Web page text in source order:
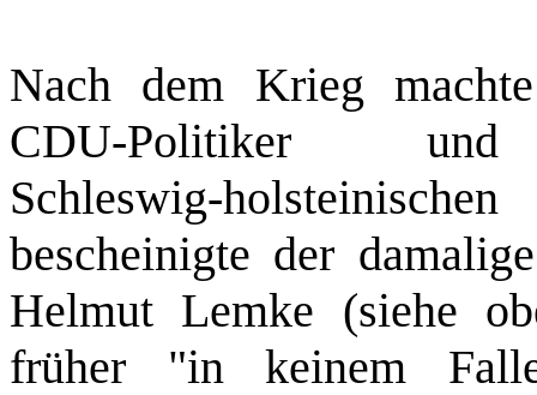
Nach dem Krieg
CDU‑Politiker
bescheinigte der
Helmut Lemke (siehe
früher "in keinem